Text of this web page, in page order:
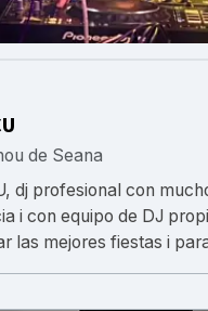
de Seana
dj profesional con
i con equipo de DJ
las mejores fiestas i